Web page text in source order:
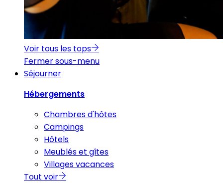
Voir tous les tops
Fermer sous-menu
Séjourner
Hébergements
Chambres d'hôtes
Campings
Hôtels
Meublés et gîtes
Villages vacances
Tout voir